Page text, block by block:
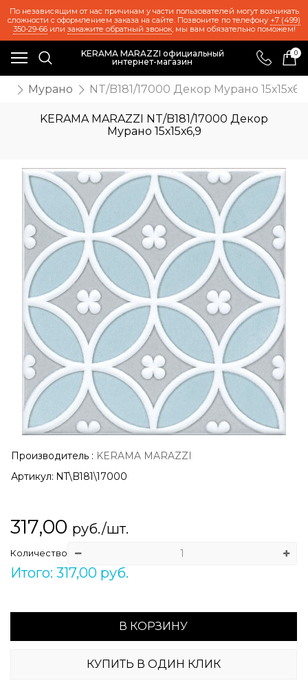
По независящим от нас причинам у части пользователей могут возникать
сложности с оформлением заказа на сайте. Позвоните по телефону +7 (499)
350-29-66или закажите обратный звонок, мы вам обязательно поможем!
KERAMA MARAZZI официальный
интернет-магазин
0
Мурано NT/B181/17000 Декор Мурано 15х15х6,9
KERAMA MARAZZI NT/B181/17000 Декор
Мурано 15х15х6,9
Производитель : KERAMA MARAZZI
Артикул: NT\B181\17000
317,00 руб./шт.
Количество
Итого: 317,00 руб.
В КОРЗИНУ
КУПИТЬ В ОДИН КЛИК